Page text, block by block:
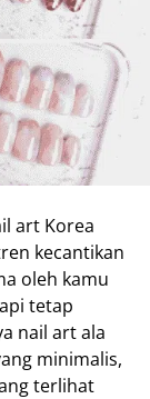
art Korea
kecantikan
oleh kamu
tetap
nail art ala
minimalis,
terlihat